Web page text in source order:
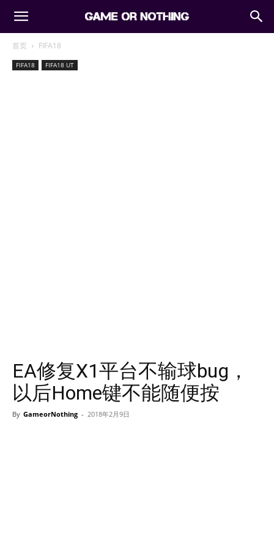
首页 FIFA18
FIFA18 FIFA18 UT
EA修复X1平台不输球bug，
以后Home键不能随便按
By GameorNothing - 2018年2月9日